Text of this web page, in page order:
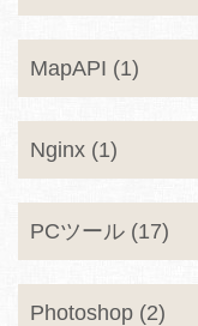
MapAPI (1)
Nginx (1)
PCツール (17)
Photoshop (2)